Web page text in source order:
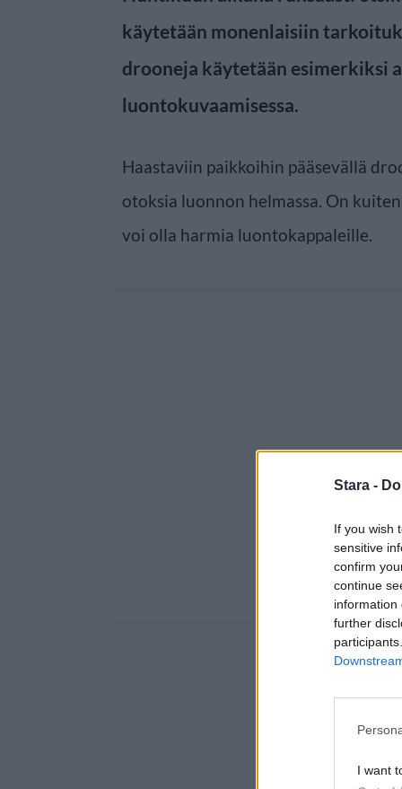
Stara -
If you wish
sensitive
confirm
continue
information
further
I want
käytetään monenlaisiin
drooneja käytetään esimerkiksi
luontokuvaamisessa.
Haastaviin paikkoihin pääsevällä
otoksia luonnon helmassa. On
voi olla harmia luontokappaleille.